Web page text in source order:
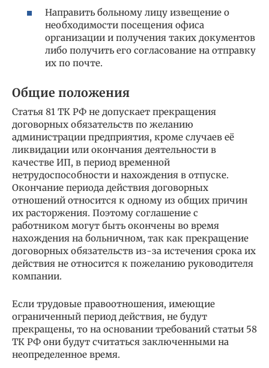
Направить больному лицу извещение о
необходимости посещения офиса
организации и получения таких документов
либо получить его согласование на отправку
их по почте.
Общие положения
Статья 81 ТК РФ не допускает прекращения
договорных обязательств по желанию
администрации предприятия, кроме случаев её
ликвидации или окончания деятельности в
качестве ИП, в период временной
нетрудоспособности и нахождения в отпуске.
Окончание периода действия договорных
отношений относится к одному из общих причин
их расторжения. Поэтому соглашение с
работником могут быть окончены во время
нахождения на больничном, так как прекращение
договорных обязательств из-за истечения срока их
действия не относится к пожеланию руководителя
компании.
Если трудовые правоотношения, имеющие
ограниченный период действия, не будут
прекращены, то на основании требований статьи 58
ТК РФ они будут считаться заключенными на
неопределенное время.